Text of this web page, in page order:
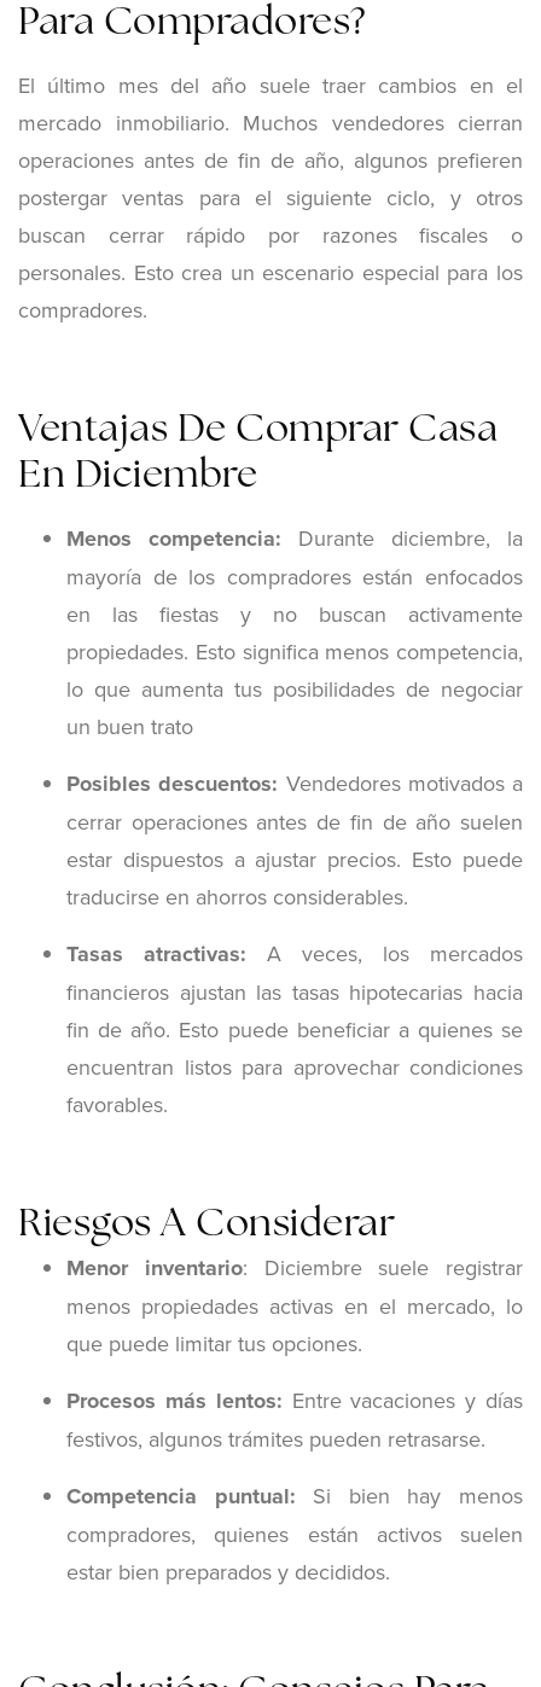
Para Compradores?
El último mes del año suele traer cambios en el
mercado inmobiliario. Muchos vendedores cierran
operaciones antes de fin de año, algunos prefieren
postergar ventas para el siguiente ciclo, y otros
buscan cerrar rápido por razones fiscales o
personales. Esto crea un escenario especial para los
compradores.
Ventajas De Comprar Casa
En Diciembre
Menos competencia: Durante diciembre, la
mayoría de los compradores están enfocados
en las fiestas y no buscan activamente
propiedades. Esto significa menos competencia,
lo que aumenta tus posibilidades de negociar
un buen trato
Posibles descuentos: Vendedores motivados a
cerrar operaciones antes de fin de año suelen
estar dispuestos a ajustar precios. Esto puede
traducirse en ahorros considerables.
Tasas atractivas: A veces, los mercados
financieros ajustan las tasas hipotecarias hacia
fin de año. Esto puede beneficiar a quienes se
encuentran listos para aprovechar condiciones
favorables.
Riesgos A Considerar
Menor inventario: Diciembre suele registrar
menos propiedades activas en el mercado, lo
que puede limitar tus opciones.
Procesos más lentos: Entre vacaciones y días
festivos, algunos trámites pueden retrasarse.
Competencia puntual: Si bien hay menos
compradores, quienes están activos suelen
estar bien preparados y decididos.